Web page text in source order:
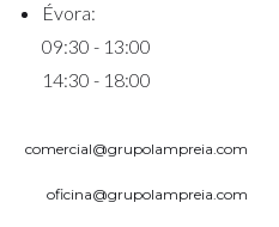
Évora:
09:30 - 13:00
14:30 - 18:00
comercial@grupolampreia.com
oficina@grupolampreia.com